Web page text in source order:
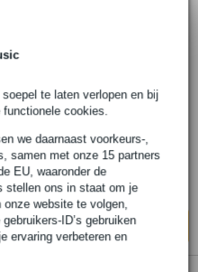
te laten verlopen en bij
cookies.
we daarnaast voorkeurs-,
samen met onze 15 partners
EU, waaronder de
stellen ons in staat om je
website te volgen,
ID’s gebruiken
ervaring verbeteren en
AVX-835S draadloze
1900 Mhz)
€ 495,-
bij de leverancier